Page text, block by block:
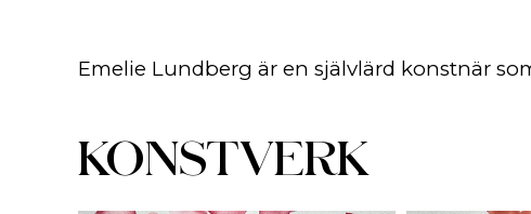
Emelie Lundberg är en självlärd konstnär
KONSTVERK